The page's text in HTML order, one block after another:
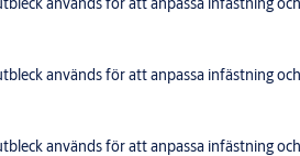
används för att anpassa infästning
används för att anpassa infästning